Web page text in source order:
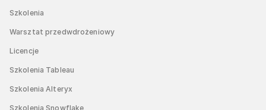
Szkolenia
Warsztat przedwdrożeniowy
Licencje
Szkolenia Tableau
Szkolenia Alteryx
Szkolenia Snowflake